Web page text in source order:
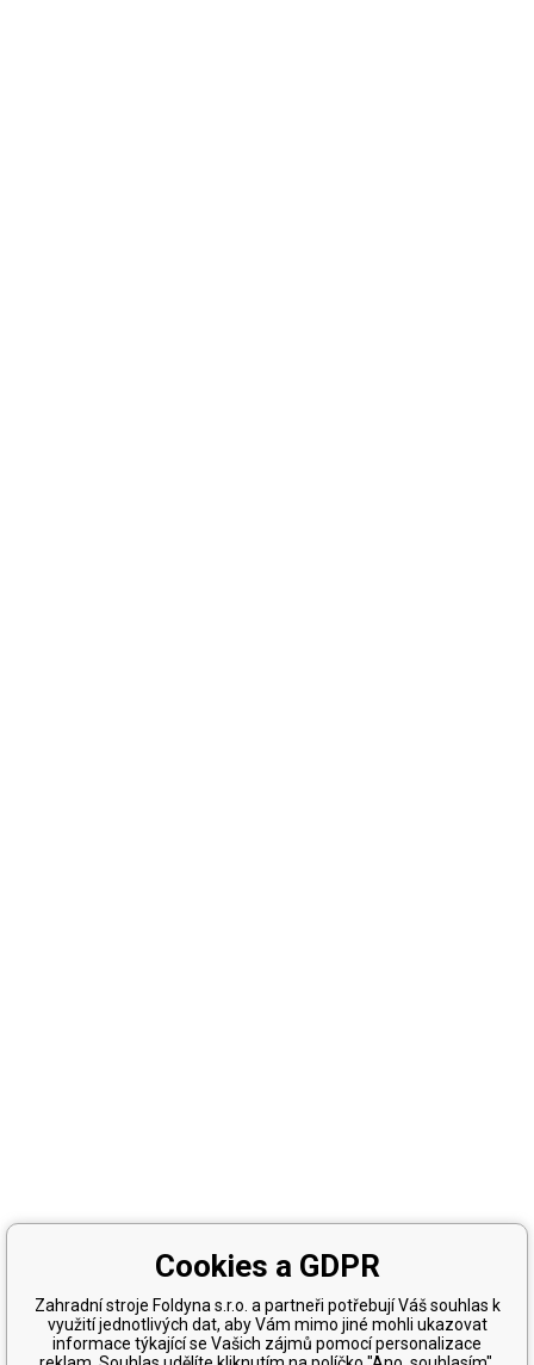
Cookies a GDPR
Zahradní stroje Foldyna s.r.o. a partneři potřebují Váš souhlas k
využití jednotlivých dat, aby Vám mimo jiné mohli ukazovat
informace týkající se Vašich zájmů pomocí personalizace